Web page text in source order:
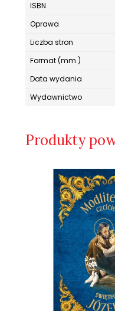
ISBN
Oprawa
Liczba stron
Format (mm.)
Data wydania
Wydawnictwo
Produkty